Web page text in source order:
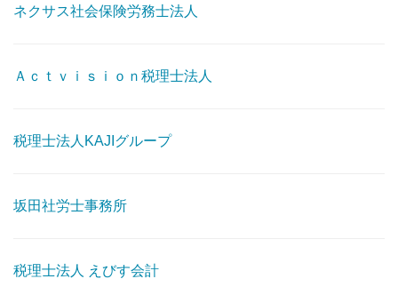
ネクサス社会保険労務士法人
Ａｃｔｖｉｓｉｏｎ税理士法人
税理士法人KAJIグループ
坂田社労士事務所
税理士法人 えびす会計